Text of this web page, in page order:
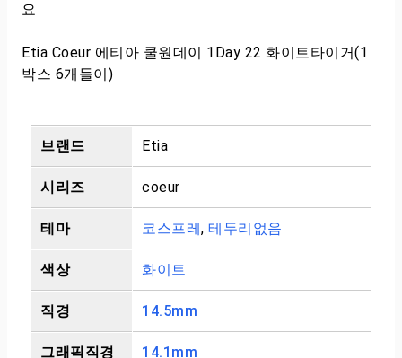
요
Etia Coeur 에티아 쿨원데이 1Day 22 화이트타이거(1
박스 6개들이)
브랜드 Etia
시리즈 coeur
테마 코스프레, 테두리없음
색상 화이트
직경 14.5mm
그래픽직경 14.1mm